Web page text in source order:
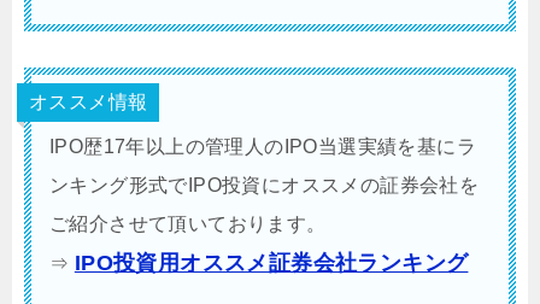
オススメ情報
IPO歴17年以上の管理人のIPO当選実績を基にラ
ンキング形式でIPO投資にオススメの証券会社を
ご紹介させて頂いております。
⇒ IPO投資用オススメ証券会社ランキング